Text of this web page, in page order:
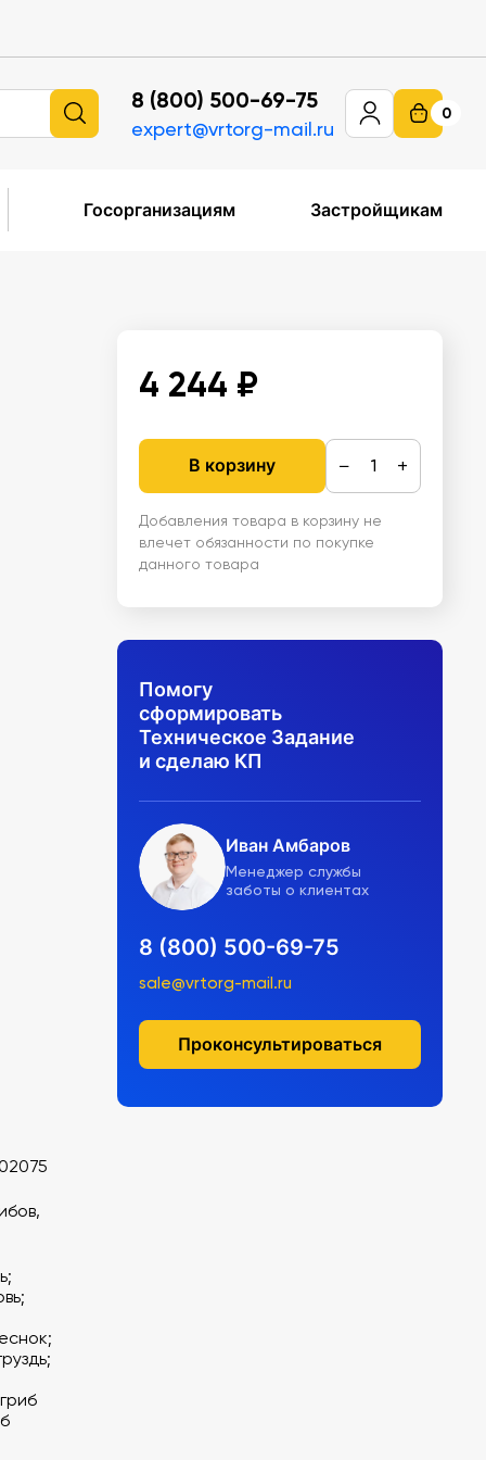
8 (800) 500-69-75
expert@vrtorg-mail.ru
0
Госорганизациям Застройщикам
4 244 ₽
В корзину − +
Добавления товара в корзину не
влечет обязанности по покупке
данного товара
Помогу
сформировать
Техническое Задание
и сделаю КП
Иван Амбаров
Менеджер службы
заботы о клиентах
8 (800) 500-69-75
sale@vrtorg-mail.ru
Проконсультироваться